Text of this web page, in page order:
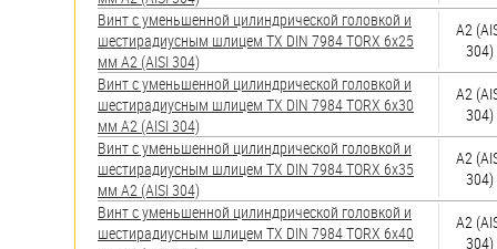
Шайбы
Шпильки
Шплинты
Штифты и пальцы
Винт с уменьшенной цилиндрической головкой и
шестирадиусным шлицем TX DIN 7984 TORX 6х25
мм А2 (AISI 304)
А2
304)
Винт с уменьшенной цилиндрической головкой и
шестирадиусным шлицем TX DIN 7984 TORX 6х30
мм А2 (AISI 304)
А2
304)
Винт с уменьшенной цилиндрической головкой и
шестирадиусным шлицем TX DIN 7984 TORX 6х35
мм А2 (AISI 304)
А2
304)
Винт с уменьшенной цилиндрической головкой и
шестирадиусным шлицем TX DIN 7984 TORX 6х40
А2
304)